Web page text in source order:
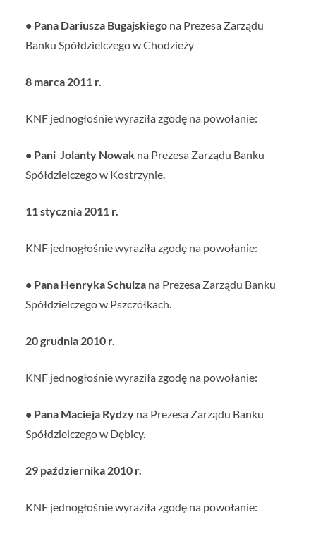
• Pana Dariusza Bugajskiego na Prezesa Zarządu
Banku Spółdzielczego w Chodzieży
8 marca 2011 r.
KNF jednogłośnie wyraziła zgodę na powołanie:
• Pani Jolanty Nowak na Prezesa Zarządu Banku
Spółdzielczego w Kostrzynie.
11 stycznia 2011 r.
KNF jednogłośnie wyraziła zgodę na powołanie:
• Pana Henryka Schulza na Prezesa Zarządu Banku
Spółdzielczego w Pszczółkach.
20 grudnia 2010 r.
KNF jednogłośnie wyraziła zgodę na powołanie:
• Pana Macieja Rydzy na Prezesa Zarządu Banku
Spółdzielczego w Dębicy.
29 października 2010 r.
KNF jednogłośnie wyraziła zgodę na powołanie: